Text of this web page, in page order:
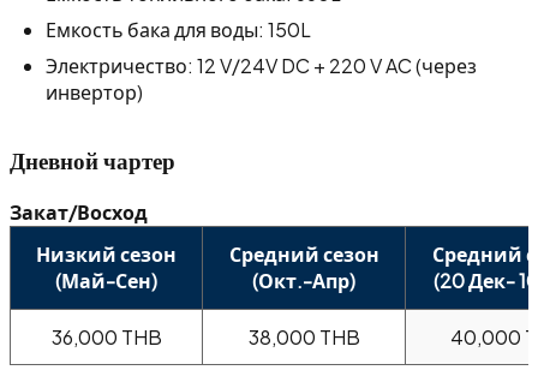
Емкость бака для воды: 150L
Электричество: 12 V/24V DC + 220 V AC (через
инвертор)
Дневной чартер
Закат/Восход
Низкий сезон
(Май-Сен)
Средний сезон
(Окт.-Апр)
Средний
(20 Дек-
36,000 THB 38,000 THB 40,000